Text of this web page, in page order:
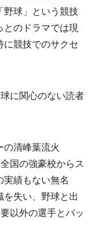
野球」という競技
とのドラマでは現
競技でのサクセ
に関心のない読者
清峰葉流火
国の強豪校からス
績もない無名
失い、野球と出
以外の選手とバッ